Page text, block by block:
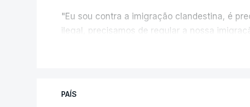
"Eu sou contra a imigração clandestina, é
ilegal, precisamos de regular a nossa
criança.
PAÍS